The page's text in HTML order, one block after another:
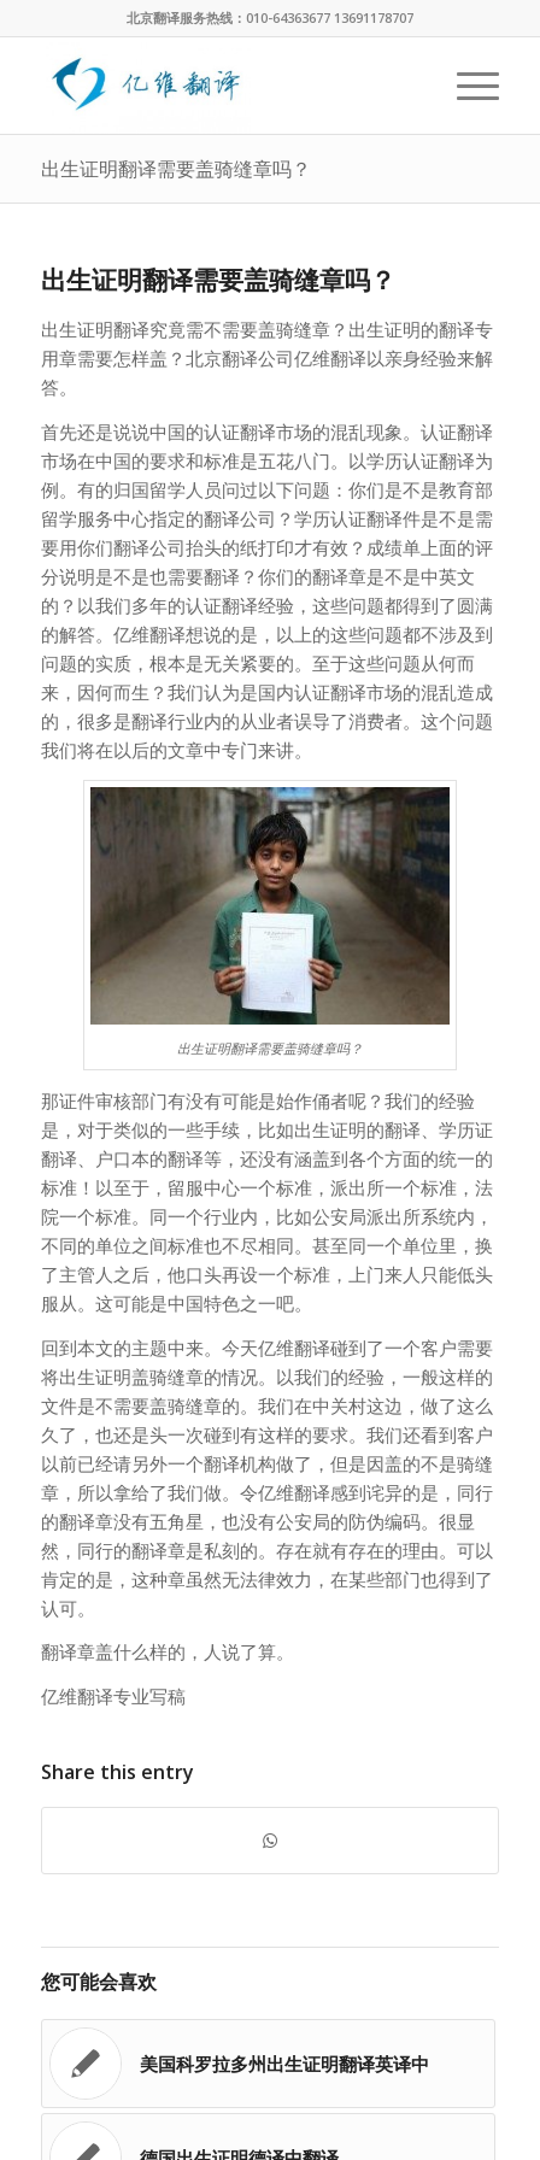
北京翻译服务热线：010-64363677 13691178707
出生证明翻译需要盖骑缝章吗？
出生证明翻译需要盖骑缝章吗？
出生证明翻译究竟需不需要盖骑缝章？出生证明的翻译专
用章需要怎样盖？北京翻译公司亿维翻译以亲身经验来解
答。
首先还是说说中国的认证翻译市场的混乱现象。认证翻译
市场在中国的要求和标准是五花八门。以学历认证翻译为
例。有的归国留学人员问过以下问题：你们是不是教育部
留学服务中心指定的翻译公司？学历认证翻译件是不是需
要用你们翻译公司抬头的纸打印才有效？成绩单上面的评
分说明是不是也需要翻译？你们的翻译章是不是中英文
的？以我们多年的认证翻译经验，这些问题都得到了圆满
的解答。亿维翻译想说的是，以上的这些问题都不涉及到
问题的实质，根本是无关紧要的。至于这些问题从何而
来，因何而生？我们认为是国内认证翻译市场的混乱造成
的，很多是翻译行业内的从业者误导了消费者。这个问题
我们将在以后的文章中专门来讲。
出生证明翻译需要盖骑缝章吗？
那证件审核部门有没有可能是始作俑者呢？我们的经验
是，对于类似的一些手续，比如出生证明的翻译、学历证
翻译、户口本的翻译等，还没有涵盖到各个方面的统一的
标准！以至于，留服中心一个标准，派出所一个标准，法
院一个标准。同一个行业内，比如公安局派出所系统内，
不同的单位之间标准也不尽相同。甚至同一个单位里，换
了主管人之后，他口头再设一个标准，上门来人只能低头
服从。这可能是中国特色之一吧。
回到本文的主题中来。今天亿维翻译碰到了一个客户需要
将出生证明盖骑缝章的情况。以我们的经验，一般这样的
文件是不需要盖骑缝章的。我们在中关村这边，做了这么
久了，也还是头一次碰到有这样的要求。我们还看到客户
以前已经请另外一个翻译机构做了，但是因盖的不是骑缝
章，所以拿给了我们做。令亿维翻译感到诧异的是，同行
的翻译章没有五角星，也没有公安局的防伪编码。很显
然，同行的翻译章是私刻的。存在就有存在的理由。可以
肯定的是，这种章虽然无法律效力，在某些部门也得到了
认可。
翻译章盖什么样的，人说了算。
亿维翻译专业写稿
Share this entry
您可能会喜欢
美国科罗拉多州出生证明翻译英译中